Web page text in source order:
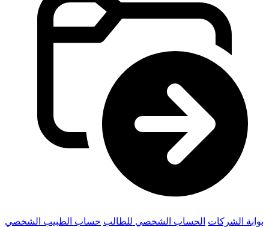
بوابة الشركات الحساب الشخصي للطالب حساب الطبيب الشخصي